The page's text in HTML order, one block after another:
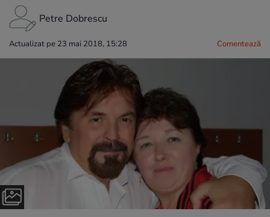
Petre Dobrescu
Actualizat pe 23 mai 2018, 15:28 Comentează